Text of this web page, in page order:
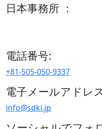
日本事務所 ：
電話番号:
+81-505-050-9337
電子メールアドレ
info@sdki.jp